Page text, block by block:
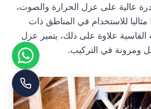
عالية على عزل الحرارة والصوت،
مثاليا للاستخدام في المناطق ذات
علاوة على ذلك، يتميز عزل
ومرونة في التركيب.